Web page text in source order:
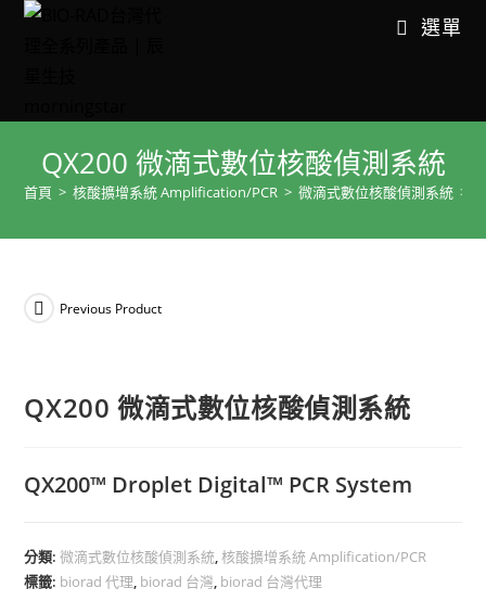
選單
QX200 微滴式數位核酸偵測系統
首頁 > 核酸擴增系統 Amplification/PCR > 微滴式數位核酸偵測系統 >
Previous Product
QX200 微滴式數位核酸偵測系統
QX200™ Droplet Digital™ PCR System
分類:微滴式數位核酸偵測系統,核酸擴增系統 Amplification/PCR
標籤: biorad 代理, biorad 台灣, biorad 台灣代理